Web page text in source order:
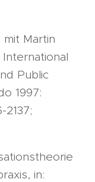
Martin
International
Public
1997:
in: